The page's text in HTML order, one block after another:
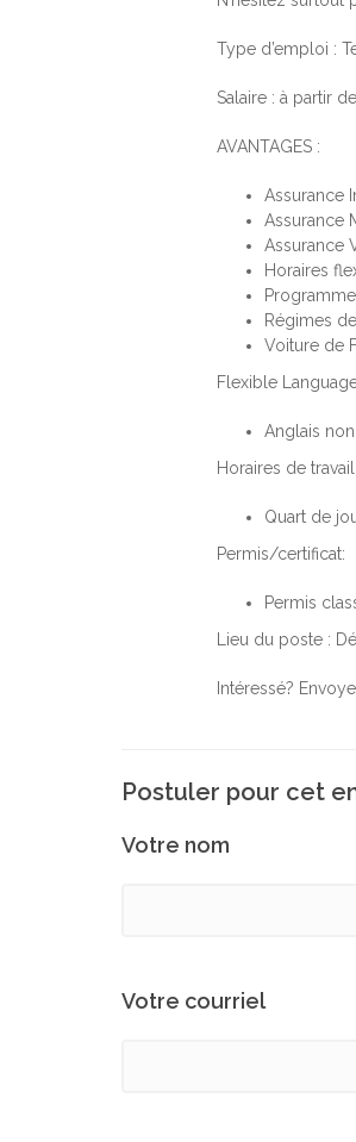
Type d’emploi :
Salaire : à partir
AVANTAGES :
Assurance
Assurance
Assurance
Horaires
Régimes
Voiture de
Flexible
Anglais
Horaires de travail
Quart de
Permis/certificat:
Permis
Lieu du poste :
Intéressé?
Postuler pour cet
Votre nom
Votre courriel